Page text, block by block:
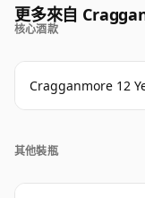
更多來自
核心酒款
Cragganmore 12
其他裝瓶